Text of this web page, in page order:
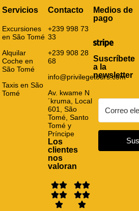
Servicios
Excursiones
en São Tomé
Alquilar
Coche en
São Tomé
Taxis en São
Tomé
Contacto
+239 998 73
33
+239 908 28
68
info@privilegetours.com
Av. kwame N
´kruma, Local
601, São
Tomé, Santo
Tomé y
Príncipe
Los
clientes
nos
valoran
Medios de
pago
Suscríbete
a la
newsletter